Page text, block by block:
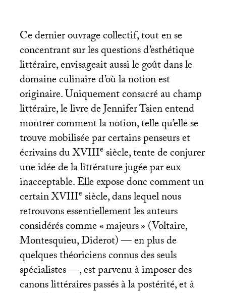
Ce dernier ouvrage collectif, tout en se
concentrant sur les questions d’esthétique
littéraire, envisageait aussi le goût dans le
domaine culinaire d’où la notion est
originaire. Uniquement consacré au champ
littéraire, le livre de Jennifer Tsien entend
montrer comment la notion, telle qu’elle se
trouve mobilisée par certains penseurs et
écrivains duXVIIIesiècle, tente de conjurer
une idée de la littérature jugée par eux
inacceptable. Elle expose donc comment un
certainXVIIIesiècle, dans lequel nous
retrouvons essentiellement les auteurs
considérés comme «majeurs» (Voltaire,
Montesquieu, Diderot) — en plus de
quelques théoriciens connus des seuls
spécialistes —, est parvenu à imposer des
canons littéraires passés à la postérité, et à